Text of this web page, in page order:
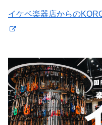
イケベ楽器店からの